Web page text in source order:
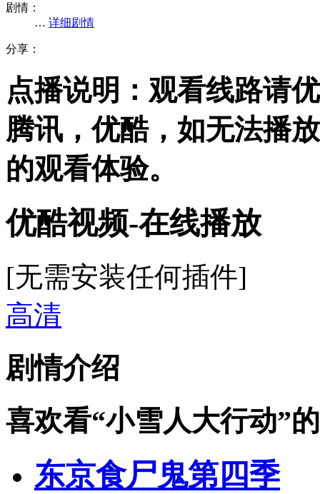
剧情：
… 详细剧情
分享：
点播说明 ：观看线路请
腾讯，优酷， 如无法播
的观看体验。
优酷视频-在线播放
[无需安装任何插件]
高清
剧情介绍
喜欢看“小雪人大行动”
东京食尸鬼第四季